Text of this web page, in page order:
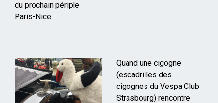
du prochain périple
Paris-Nice.
Quand une cigogne
(escadrilles des
cigognes du Vespa Club
Strasbourg) rencontre